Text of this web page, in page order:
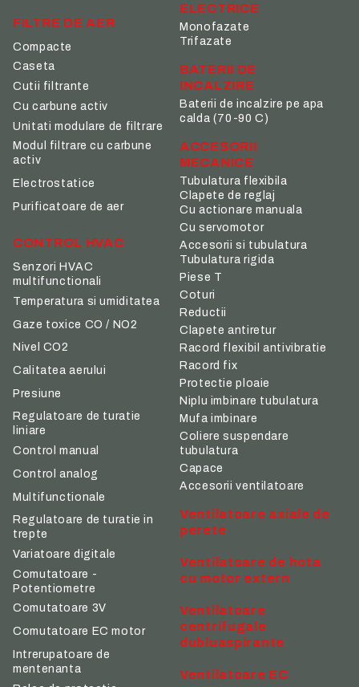
FILTRE DE AER
Compacte
Caseta
Cutii filtrante
Cu carbune activ
Unitati modulare de filtrare
Modul filtrare cu carbune
activ
Electrostatice
Purificatoare de aer
CONTROL HVAC
Senzori HVAC
multifunctionali
Temperatura si umiditatea
Gaze toxice CO / NO2
Nivel CO2
Calitatea aerului
Presiune
Regulatoare de turatie
liniare
Control manual
Control analog
Multifunctionale
Regulatoare de turatie in
trepte
Variatoare digitale
Comutatoare -
Potentiometre
Comutatoare 3V
Comutatoare EC motor
Intrerupatoare de
mentenanta
ELECTRICE
Monofazate
Trifazate
BATERII DE
INCALZIRE
Baterii de incalzire pe apa
calda (70-90 C)
ACCESORII
MECANICE
Tubulatura flexibila
Clapete de reglaj
Cu actionare manuala
Cu servomotor
Accesorii si tubulatura
Tubulatura rigida
Piese T
Coturi
Reductii
Clapete antiretur
Racord flexibil antivibratie
Racord fix
Protectie ploaie
Niplu imbinare tubulatura
Mufa imbinare
Coliere suspendare
tubulatura
Capace
Accesorii ventilatoare
Ventilatoare axiale de
perete
Ventilatoare de hota
cu motor extern
Ventilatoare
centrifugale
dubluaspirante
Ventilatoare EC